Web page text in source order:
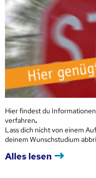
Hier findest du
verfahren.
Lass dich nicht von einem
deinem Wunschstudium
Alles lesen